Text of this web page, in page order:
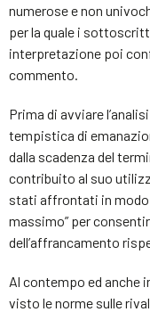
numerose e non
per la quale i
interpretazione poi
commento.
Prima di avviare
tempistica di
dalla scadenza del
contribuito al suo
stati affrontati in modo
massimo” per
dell’affrancamento
Al contempo ed anche
visto le norme sulle